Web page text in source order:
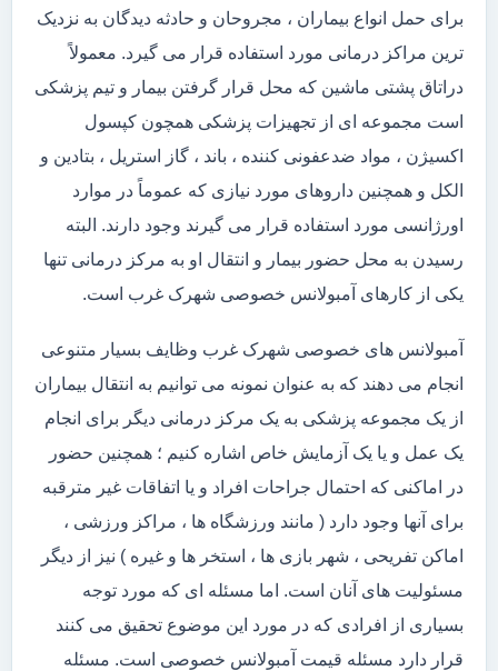
برای حمل انواع بیماران ، مجروحان و حادثه دیدگان به نزدیک
ترین مراکز درمانی مورد استفاده قرار می گیرد. معمولاً
دراتاق پشتی ماشین که محل قرار گرفتن بیمار و تیم پزشکی
است مجموعه ای از تجهیزات پزشکی همچون کپسول
اکسیژن ، مواد ضدعفونی کننده ، باند ، گاز استریل ، بتادین و
الکل و همچنین داروهای مورد نیازی که عموماً در موارد
اورژانسی مورد استفاده قرار می گیرند وجود دارند. البته
رسیدن به محل حضور بیمار و انتقال او به مرکز درمانی تنها
یکی از کارهای آمبولانس خصوصی شهرک غرب است.
آمبولانس های خصوصی شهرک غرب وظایف بسیار متنوعی
انجام می دهند که به عنوان نمونه می توانیم به انتقال بیماران
از یک مجموعه پزشکی به یک مرکز درمانی دیگر برای انجام
یک عمل و یا یک آزمایش خاص اشاره کنیم ؛ همچنین حضور
در اماکنی که احتمال جراحات افراد و یا اتفاقات غیر مترقبه
برای آنها وجود دارد ( مانند ورزشگاه ها ، مراکز ورزشی ،
اماکن تفریحی ، شهر بازی ها ، استخر ها و غیره ) نیز از دیگر
مسئولیت های آنان است. اما مسئله ای که مورد توجه
بسیاری از افرادی که در مورد این موضوع تحقیق می کنند
قرار دارد مسئله قیمت آمبولانس خصوصی است. مسئله